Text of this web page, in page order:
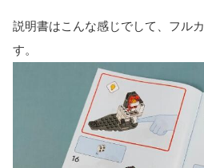
説明書はこんな感じでして、フル
す。